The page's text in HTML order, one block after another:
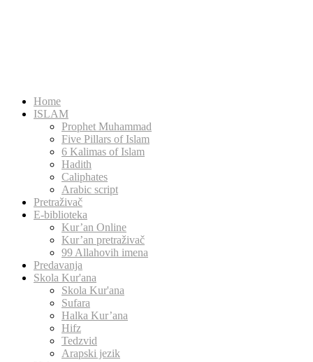
Home
ISLAM
Prophet Muhammad
Five Pillars of Islam
6 Kalimas of Islam
Hadith
Caliphates
Arabic script
Pretraživač
E-biblioteka
Kur’an Online
Kur’an pretraživač
99 Allahovih imena
Predavanja
Skola Kur'ana
Skola Kur'ana
Sufara
Halka Kur’ana
Hifz
Tedzvid
Arapski jezik